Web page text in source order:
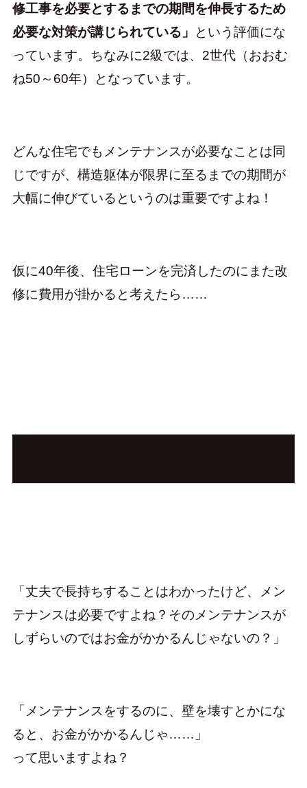
修工事を必要とするまでの期間を伸長するため
必要な対策が講じられている」
という評価にな
っています。ちなみに2級では、2世代（おおむ
ね50～60年）となっています。
どんな住宅でもメンテナンスが必要なことは同
じですが、構造躯体が限界に至るまでの期間が
大幅に伸びているというのは重要ですよね！
仮に40年後、住宅ローンを完済したのにまた改
修に費用が掛かると考えたら……
「丈夫で長持ちすることはわかったけど、メン
テナンスは必要ですよね？そのメンテナンスが
しずらいのではお金がかかるんじゃないの？」
「メンテナンスをするのに、壁を壊すとかにな
ると、お金がかかるんじゃ……」
って思いますよね？